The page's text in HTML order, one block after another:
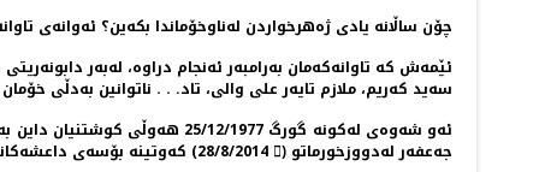
چۆن ساڵانە یادی ژەهرخواردن لەناوخۆماندا بکەین؟ ئەوانەی
ئێمەش کە تاوانەکەمان بەرامبەر ئەنجام دراوە، لەبەر
سەید کەریم، ملازم تایەر علی والی، تاد. . . ناتوانین بەدڵی
جەعفەر لەدووزخورماتو (ْ 28/8/2014) کەوتینە بۆسەی داعشەکانەوە بەسەر بڵندی بەرەنگاری تاریکپەرستی و هێزی خۆکووژم ئەزانی.